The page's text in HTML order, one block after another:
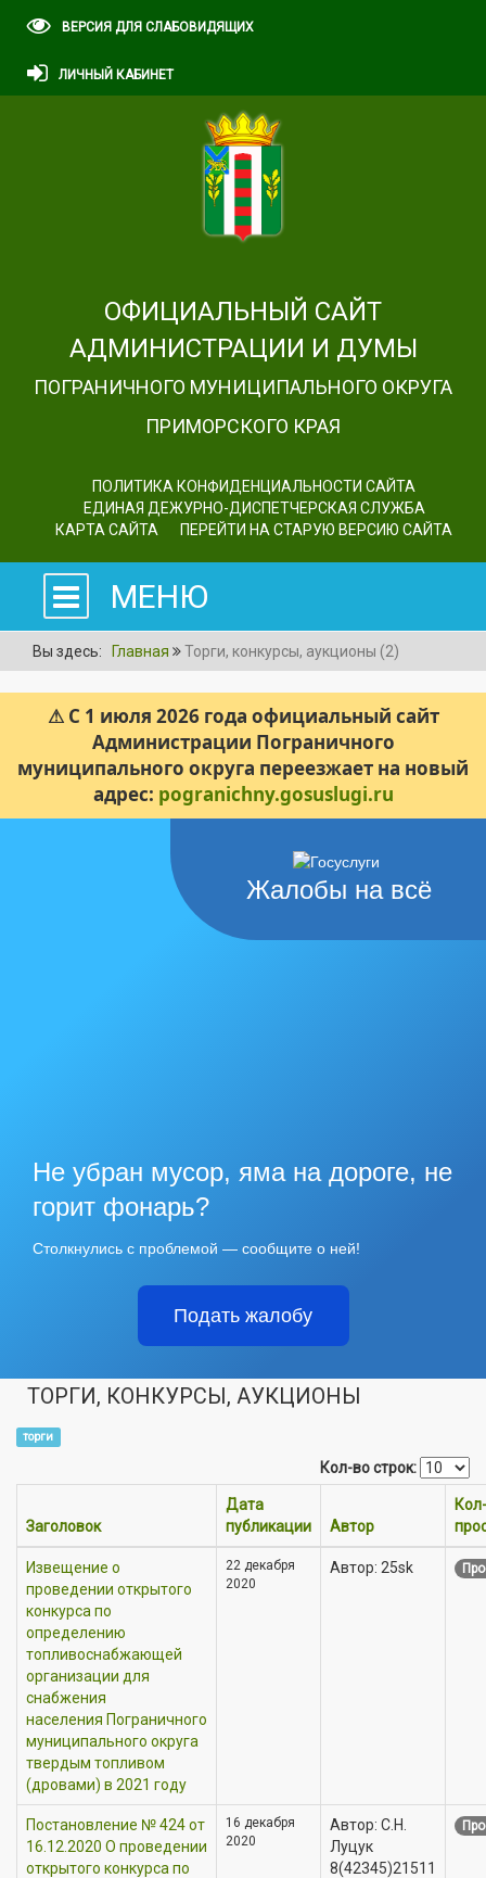
ВЕРСИЯ ДЛЯ СЛАБОВИДЯЩИХ
ЛИЧНЫЙ КАБИНЕТ
ОФИЦИАЛЬНЫЙ САЙТ
АДМИНИСТРАЦИИ И ДУМЫ
ПОГРАНИЧНОГО МУНИЦИПАЛЬНОГО ОКРУГА
ПРИМОРСКОГО КРАЯ
ПОЛИТИКА КОНФИДЕНЦИАЛЬНОСТИ САЙТА
ЕДИНАЯ ДЕЖУРНО-ДИСПЕТЧЕРСКАЯ СЛУЖБА
КАРТА САЙТА
ПЕРЕЙТИ НА СТАРУЮ ВЕРСИЮ САЙТА
МЕНЮ
Вы здесь: Главная Торги, конкурсы, аукционы (2)
⚠ С 1 июля 2026 года официальный сайт
Администрации Пограничного
муниципального округа переезжает на новый
адрес: pogranichny.gosuslugi.ru
Жалобы на всё
Не убран мусор, яма на дороге, не
горит фонарь?
Столкнулись с проблемой — сообщите о ней!
Подать жалобу
ТОРГИ, КОНКУРСЫ, АУКЦИОНЫ
торги
Кол-во строк:
Заголовок
Дата
публикации
Автор
Извещение о
проведении открытого
конкурса по
определению
топливоснабжающей
организации для
снабжения
населения Пограничного
муниципального округа
твердым топливом
(дровами) в 2021 году
22 декабря
2020
Автор: 25sk
Постановление № 424 от
16.12.2020 О проведении
открытого конкурса по
16 декабря
2020
Автор: С.Н.
Луцук
8(42345)21511